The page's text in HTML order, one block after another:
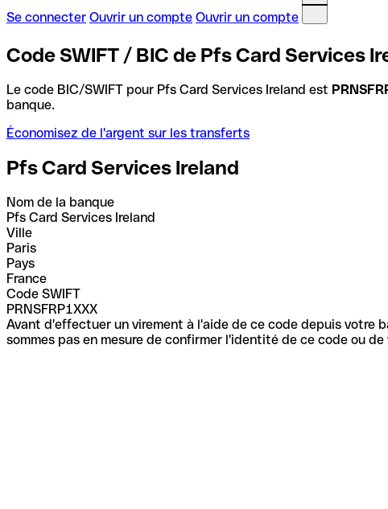
Se connecter Ouvrir un compte Ouvrir un compte
Code SWIFT / BIC de Pfs Card Services
Le code BIC/SWIFT pour Pfs Card Services Ireland est
banque.
Économisez de l'argent sur les transferts
Pfs Card Services Ireland
Nom de la banque
Pfs Card Services Ireland
Ville
Paris
Pays
France
Code SWIFT
PRNSFRP1XXX
Avant d'effectuer un virement à l'aide de ce code depuis votre
sommes pas en mesure de confirmer l'identité de ce code ou